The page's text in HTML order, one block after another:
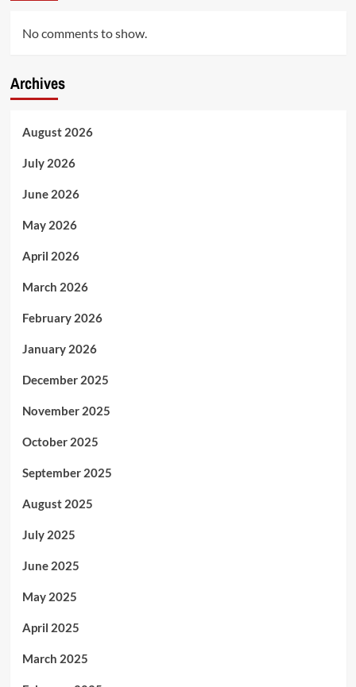
No comments to show.
Archives
August 2026
July 2026
June 2026
May 2026
April 2026
March 2026
February 2026
January 2026
December 2025
November 2025
October 2025
September 2025
August 2025
July 2025
June 2025
May 2025
April 2025
March 2025